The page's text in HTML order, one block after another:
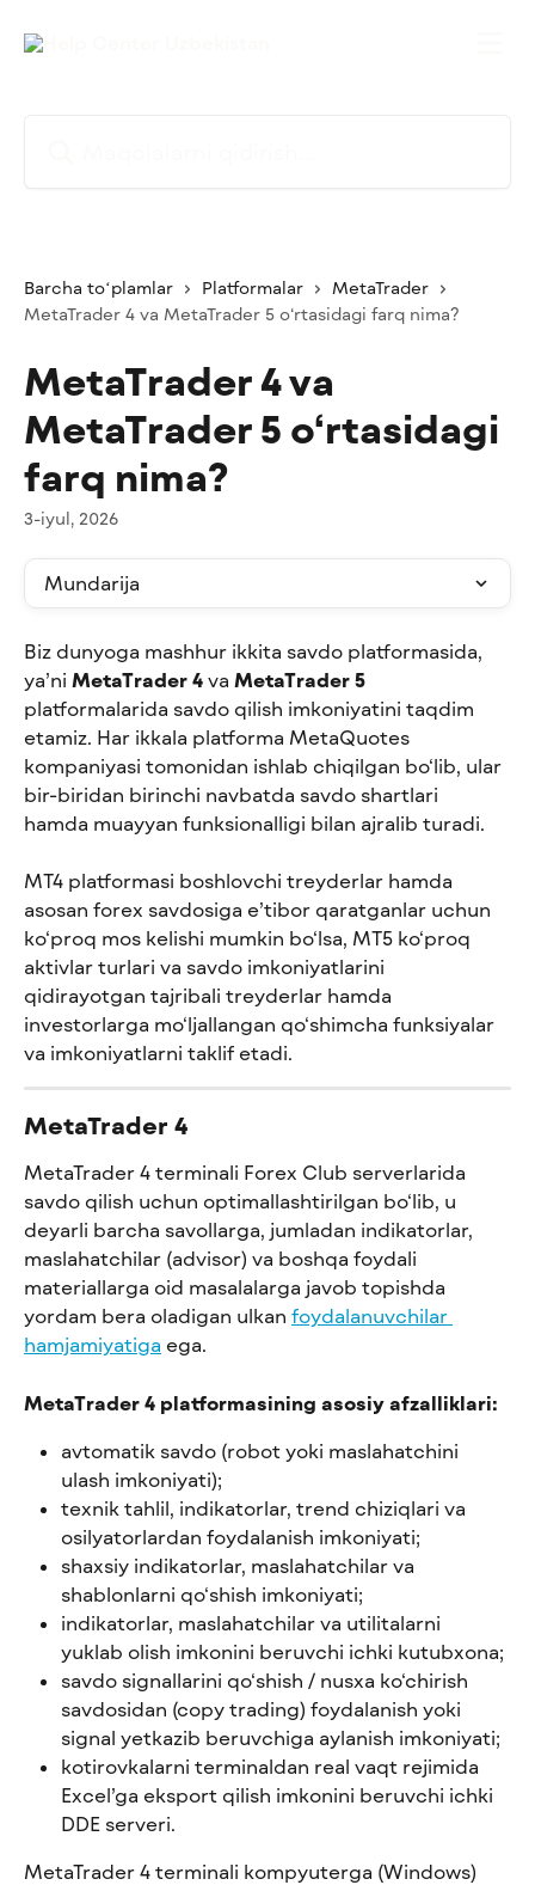
Barcha toʻplamlar Platformalar
MetaTrader
MetaTrader 4 va MetaTrader 5 o‘rtasidagi farq nima?
MetaTrader 4 va
MetaTrader 5 o‘rtasidagi
farq nima?
3-iyul, 2026
Mundarija
Biz dunyoga mashhur ikkita savdo platformasida,
ya’ni MetaTrader 4 va MetaTrader 5
platformalarida savdo qilish imkoniyatini taqdim
etamiz. Har ikkala platforma MetaQuotes
kompaniyasi tomonidan ishlab chiqilgan bo‘lib, ular
bir-biridan birinchi navbatda savdo shartlari
hamda muayyan funksionalligi bilan ajralib turadi.
MT4 platformasi boshlovchi treyderlar hamda
asosan forex savdosiga e’tibor qaratganlar uchun
ko‘proq mos kelishi mumkin bo‘lsa, MT5 ko‘proq
aktivlar turlari va savdo imkoniyatlarini
qidirayotgan tajribali treyderlar hamda
investorlarga mo‘ljallangan qo‘shimcha funksiyalar
va imkoniyatlarni taklif etadi.
MetaTrader 4
MetaTrader 4 terminali Forex Club serverlarida
savdo qilish uchun optimallashtirilgan bo‘lib, u
deyarli barcha savollarga, jumladan indikatorlar,
maslahatchilar (advisor) va boshqa foydali
materiallarga oid masalalarga javob topishda
yordam bera oladigan ulkan foydalanuvchilar
hamjamiyatiga ega.
MetaTrader 4 platformasining asosiy afzalliklari:
avtomatik savdo (robot yoki maslahatchini
ulash imkoniyati);
texnik tahlil, indikatorlar, trend chiziqlari va
osilyatorlardan foydalanish imkoniyati;
shaxsiy indikatorlar, maslahatchilar va
shablonlarni qo‘shish imkoniyati;
indikatorlar, maslahatchilar va utilitalarni
yuklab olish imkonini beruvchi ichki kutubxona;
savdo signallarini qo‘shish / nusxa ko‘chirish
savdosidan (copy trading) foydalanish yoki
signal yetkazib beruvchiga aylanish imkoniyati;
kotirovkalarni terminaldan real vaqt rejimida
Excel’ga eksport qilish imkonini beruvchi ichki
DDE serveri.
MetaTrader 4 terminali kompyuterga (Windows)